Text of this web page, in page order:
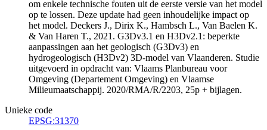
om enkele technische fouten uit de eerste versie van het model
op te lossen. Deze update had geen inhoudelijke impact op
het model. Deckers J., Dirix K., Hambsch L., Van Baelen K.
& Van Haren T., 2021. G3Dv3.1 en H3Dv2.1: beperkte
aanpassingen aan het geologisch (G3Dv3) en
hydrogeologisch (H3Dv2) 3D-model van Vlaanderen. Studie
uitgevoerd in opdracht van: Vlaams Planbureau voor
Omgeving (Departement Omgeving) en Vlaamse
Milieumaatschappij. 2020/RMA/R/2203, 25p + bijlagen.
Unieke code
EPSG:31370